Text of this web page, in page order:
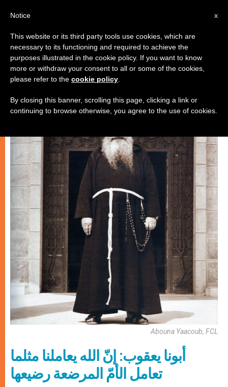
روحانيّة,شهادات
Abouna Yaacoub, FCL
أبونا يعقوب: إنّ الله يعاملنا مثلما
تعامل الأمّ المرضعة رضيعها
x
Notice
This website or its third party tools use cookies, which are
necessary to its functioning and required to achieve the
purposes illustrated in the cookie policy. If you want to know
more or withdraw your consent to all or some of the cookies,
please refer to the cookie policy
By closing this banner, scrolling this page, clicking a link or
continuing to browse otherwise, you agree to the use of cookies.